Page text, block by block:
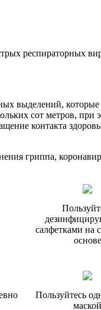
респираторных
выделений,
сот метров,
контакта
гриппа,
салфетками на
основе
Пользуйтесь
маской